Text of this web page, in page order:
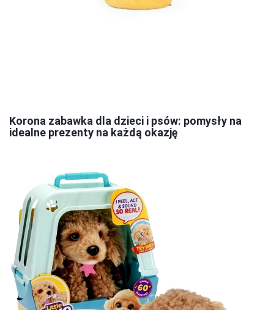
Korona zabawka dla dzieci i psów: pomysły na
idealne prezenty na każdą okazję